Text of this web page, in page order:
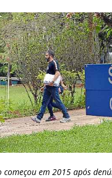
começou em 2015 após